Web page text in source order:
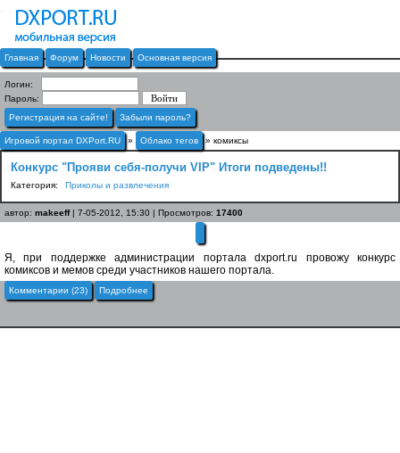
Главная Форум Новости Основная версия
Логин:
Пароль:
Регистрация на сайте!
Забыли пароль?
Игровой портал DXPort.RU » Облако тегов » комиксы
Конкурс "Прояви себя-получи VIP" Итоги подведены!!
Категория: Приколы и развлечения
автор: makeeff| 7-05-2012, 15:30 | Просмотров: 17400
Я, при поддержке администрации портала dxport.ru провожу конкурс
комиксов и мемов среди участников нашего портала.
Комментарии (23) Подробнее